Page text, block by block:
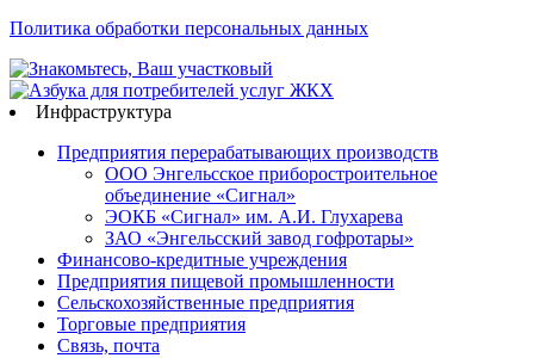
Политика обработки персональных данных
Инфраструктура
Предприятия перерабатывающих производств
ООО Энгельсское приборостроительное
объединение «Сигнал»
ЭОКБ «Сигнал» им. А.И. Глухарева
ЗАО «Энгельсский завод гофротары»
Финансово-кредитные учреждения
Предприятия пищевой промышленности
Сельскохозяйственные предприятия
Торговые предприятия
Связь, почта